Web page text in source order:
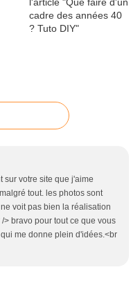
sur votre site que j'aime
tout. les photos sont
voit pas bien la réalisation
> bravo pour tout ce que vous
me donne plein d'idées.<br